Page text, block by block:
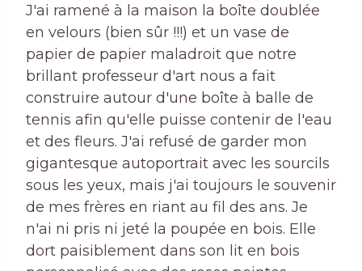
J'ai ramené à la maison la boîte doublée
en velours (bien sûr !!!) et un vase de
papier de papier maladroit que notre
brillant professeur d'art nous a fait
construire autour d'une boîte à balle de
tennis afin qu'elle puisse contenir de l'eau
et des fleurs. J'ai refusé de garder mon
gigantesque autoportrait avec les sourcils
sous les yeux, mais j'ai toujours le souvenir
de mes frères en riant au fil des ans. Je
n'ai ni pris ni jeté la poupée en bois. Elle
dort paisiblement dans son lit en bois